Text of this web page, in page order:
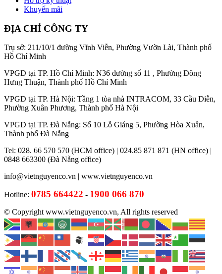
Khuyến mãi
ĐỊA CHỈ CÔNG TY
Trụ sở: 211/10/1 đường Vĩnh Viễn, Phường Vườn Lài, Thành phố
Hồ Chí Minh
VPGD tại TP. Hồ Chí Minh: N36 đường số 11 , Phường Đông
Hưng Thuận, Thành phố Hồ Chí Minh
VPGD tại TP. Hà Nội: Tầng 1 tòa nhà INTRACOM, 33 Cầu Diễn,
Phường Xuân Phương, Thành phố Hà Nội
VPGD tại TP. Đà Nẵng: Số 10 Lỗ Giáng 5, Phường Hòa Xuân,
Thành phố Đà Nẵng
Tel: 028. 66 570 570 (HCM office) | 024.85 871 871 (HN office) |
0848 663300 (Đà Nẵng office)
info@vietnguyenco.vn | www.vietnguyenco.vn
Hotline: 0785 664422 - 1900 066 870
© Copyright www.vietnguyenco.vn, All rights reserved